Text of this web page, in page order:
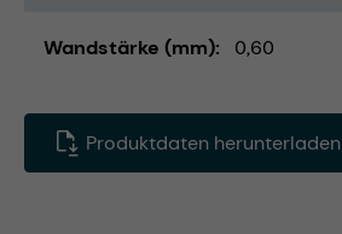
Wandstärke (mm) 0,60
Produktdaten herunterladen